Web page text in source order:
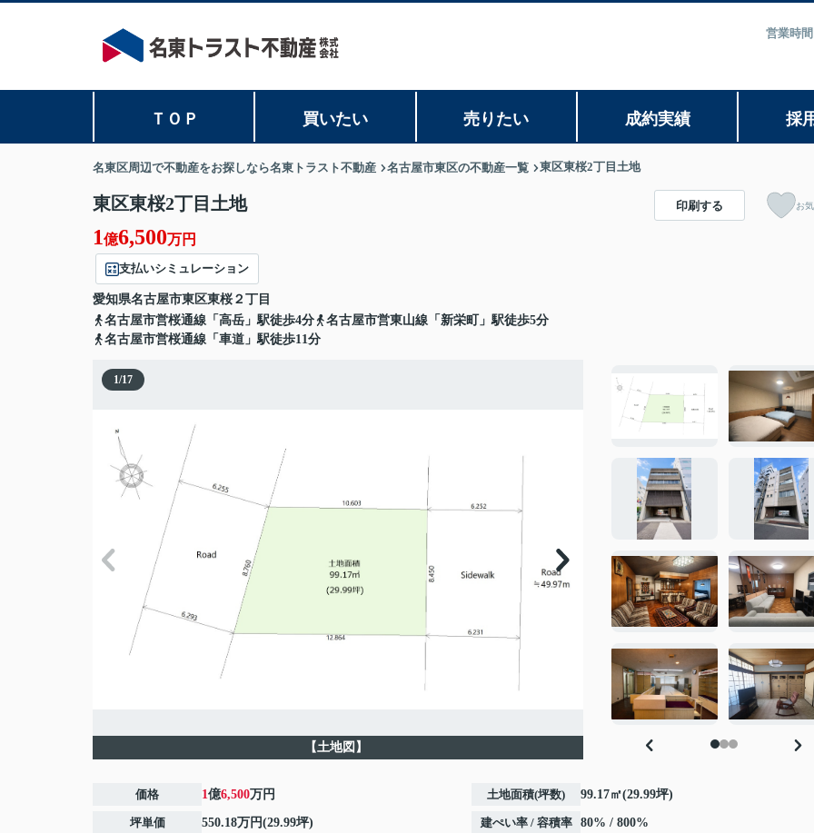
営業時
ＴＯＰ 買いたい 売りたい 成約実績 採
名東区周辺で不動産をお探しなら名東トラスト不動産 名古屋市東区の不動産一覧 東区東桜2丁目土地
東区東桜2丁目土地
1億6,500万円
支払いシミュレーション
愛知県名古屋市東区東桜 ２丁目
名古屋市営桜通線「高岳」駅徒歩4分
名古屋市営東山線「新栄町」駅徒歩5分
名古屋市営桜通線「車道」駅徒歩11分
印刷する お
1/17
【土地図】
価格 1億6,500万円
坪単価 550.18万円(29.99坪)
土地面積(坪数) 99.17㎡(29.99坪)
建ぺい率 / 容積率 80% / 800%